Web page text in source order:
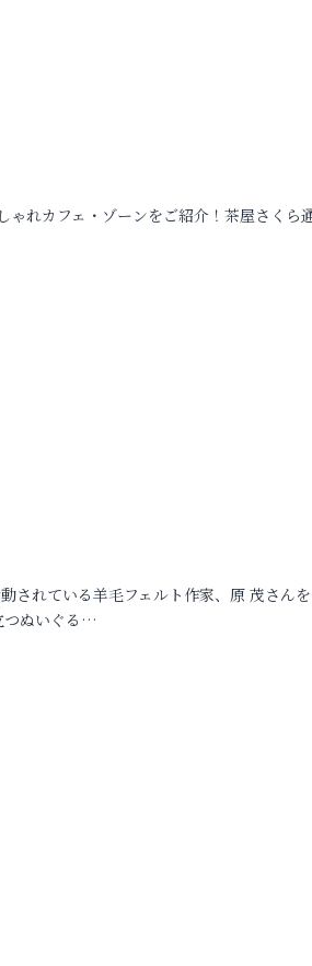
れカフェ・ゾーンをご紹介！茶屋さくら
されている羊毛フェルト作家、原 茂さん
つぬいぐる…